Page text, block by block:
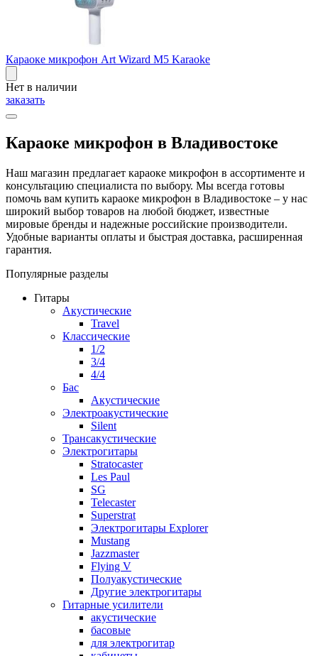
Караоке микрофон Art Wizard M5 Karaoke
Нет в наличии
заказать
Караоке микрофон в Владивостоке
Наш магазин предлагает караоке микрофон в ассортименте и
консультацию специалиста по выбору. Мы всегда готовы
помочь вам купить караоке микрофон в Владивостоке – у нас
широкий выбор товаров на любой бюджет, известные
мировые бренды и надежные российские производители.
Удобные варианты оплаты и быстрая доставка, расширенная
гарантия.
Популярные разделы
Гитары
Акустические
Travel
Классические
1/2
3/4
4/4
Бас
Акустические
Электроакустические
Silent
Трансакустические
Электрогитары
Stratocaster
Les Paul
SG
Telecaster
Superstrat
Электрогитары Explorer
Mustang
Jazzmaster
Flying V
Полуакустические
Другие электрогитары
Гитарные усилители
акустические
басовые
для электрогитар